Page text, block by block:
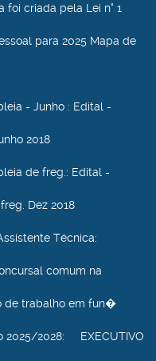
criada pela Lei n° 1
para 2025 Mapa de
- Junho : Edital -
2018
de freg. : Edital -
Dez 2018
Técnica:
comum na
de trabalho em fun�
2025/2028: EXECUTIVO